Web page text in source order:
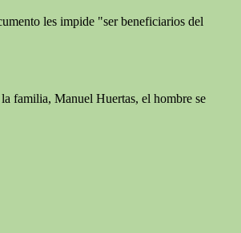
les impide "ser beneficiarios del
familia, Manuel Huertas, el hombre se